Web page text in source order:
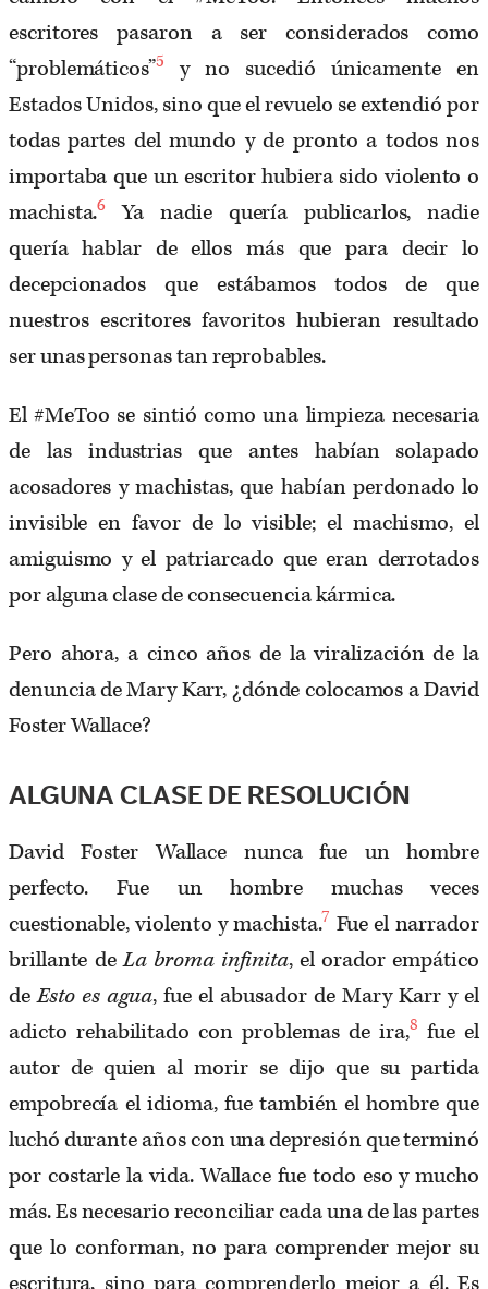
escritores pasaron a ser considerados como
“problemáticos”5
y no sucedió únicamente en
Estados Unidos, sino que el revuelo se extendió por
todas partes del mundo y de pronto a todos nos
importaba que un escritor hubiera sido violento o
machista.6
Ya nadie quería publicarlos, nadie
quería hablar de ellos más que para decir lo
decepcionados que estábamos todos de que
nuestros escritores favoritos hubieran resultado
ser unas personas tan reprobables.
El #MeToo se sintió como una limpieza necesaria
de las industrias que antes habían solapado
acosadores y machistas, que habían perdonado lo
invisible en favor de lo visible; el machismo, el
amiguismo y el patriarcado que eran derrotados
por alguna clase de consecuencia kármica.
Pero ahora, a cinco años de la viralización de la
denuncia de Mary Karr, ¿dónde colocamos a David
Foster Wallace?
ALGUNA CLASE DE RESOLUCIÓN
David Foster Wallace nunca fue un hombre
perfecto. Fue un hombre muchas veces
cuestionable, violento y machista.7 Fue el narrador
brillante deLa broma infinita, el orador empático
deEsto es agua, fue el abusador de Mary Karr y el
adicto rehabilitado con problemas de ira,8 fue el
autor de quien al morir se dijo que su partida
empobrecía el idioma, fue también el hombre que
luchó durante años con una depresión que terminó
por costarle la vida. Wallace fue todo eso y mucho
más. Es necesario reconciliar cada una de las partes
que lo conforman, no para comprender mejor su